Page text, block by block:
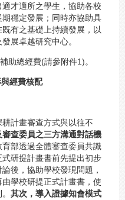
才適所之學生，協助各校
穩定發展；同時亦協助具
有之基礎上持續發展，以
展卓越研究中心。
助總經費(請參附件1)。
經費核配
計畫審查方式與以往不
查委員之三方溝通對話機
育部透過全體審查委員共識
研提計畫書前先提出初步
後，協助學校發現問題，
學校研提正式計畫書，使
其次，導入證據知會模式